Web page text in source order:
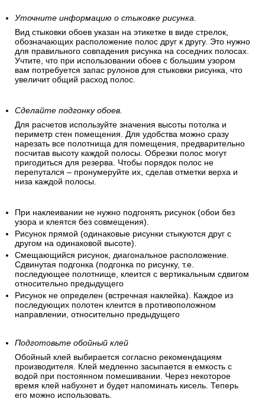
Уточните информацию о стыковке рисунка.
Вид стыковки обоев указан на этикетке в виде стрелок,
обозначающих расположение полос друг к другу. Это нужно
для правильного совпадения рисунка на соседних полосах.
Учтите, что при использовании обоев с большим узором
вам потребуется запас рулонов для стыковки рисунка, что
увеличит общий расход полос.
Сделайте подгонку обоев.
Для расчетов используйте значения высоты потолка и
периметр стен помещения. Для удобства можно сразу
нарезать все полотнища для помещения, предварительно
посчитав высоту каждой полосы. Обрезки полос могут
пригодиться для резерва. Чтобы порядок полос не
перепутался – пронумеруйте их, сделав отметки верха и
низа каждой полосы.
При наклеивании не нужно подгонять рисунок (обои без
узора и клеятся без совмещения).
Рисунок прямой (одинаковые рисунки стыкуются друг с
другом на одинаковой высоте).
Смещающийся рисунок, диагональное расположение.
Сдвинутая подгонка (подгонка по рисунку, т.е.
последующее полотнище, клеится с вертикальным сдвигом
относительно предыдущего
Рисунок не определен (встречная наклейка). Каждое из
последующих полотен клеится в противоположном
направлении, относительно предыдущего
Подготовьте обойный клей
Обойный клей выбирается согласно рекомендациям
производителя. Клей медленно засыпается в емкость с
водой при постоянном помешивании. Через некоторое
время клей набухнет и будет напоминать кисель. Теперь
его можно использовать.